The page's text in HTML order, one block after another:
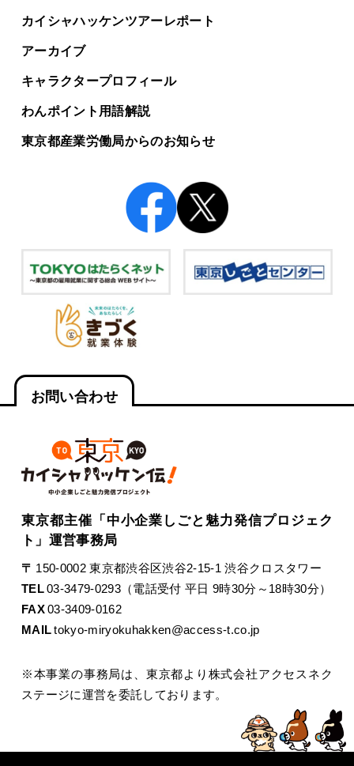
カイシャハッケンツアーレポート
アーカイブ
キャラクタープロフィール
わんポイント用語解説
東京都産業労働局からのお知らせ
お問い合わせ
東京都主催「中小企業しごと魅力発信プロジェク
ト」運営事務局
〒 150-0002 東京都渋谷区渋谷2-15-1 渋谷クロスタワー
TEL03-3479-0293（電話受付 平日 9時30分～18時30分）
FAX03-3409-0162
MAIL tokyo-miryokuhakken@access-t.co.jp
※本事業の事務局は、東京都より株式会社アクセスネク
ステージに運営を委託しております。